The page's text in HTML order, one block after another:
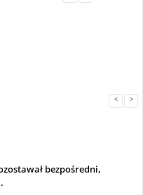
< >
bezpośredni,